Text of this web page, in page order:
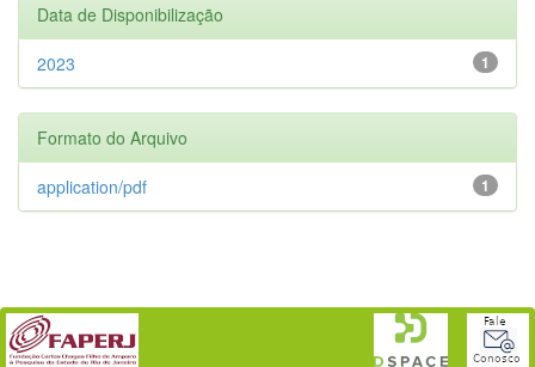
Data de Disponibilização
1
2023
Formato do Arquivo
1
application/pdf